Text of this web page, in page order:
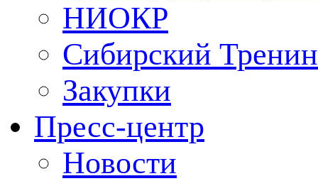
НИОКР
Сибирский
Закупки
Пресс-центр
Новости